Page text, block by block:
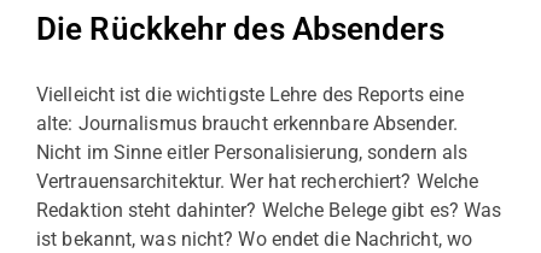
Die Rückkehr des Absenders
Vielleicht ist die wichtigste Lehre des Reports eine
alte: Journalismus braucht erkennbare Absender.
Nicht im Sinne eitler Personalisierung, sondern als
Vertrauensarchitektur. Wer hat recherchiert? Welche
Redaktion steht dahinter? Welche Belege gibt es? Was
ist bekannt, was nicht? Wo endet die Nachricht, wo